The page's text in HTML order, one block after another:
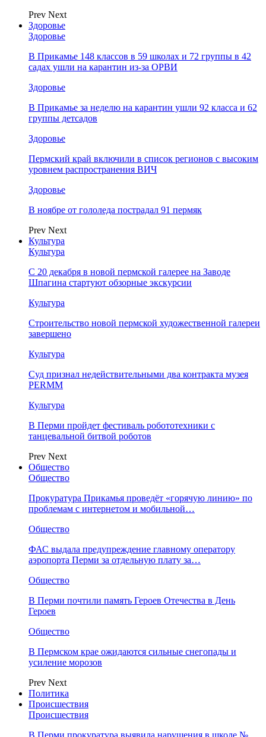
Prev Next
Здоровье
Здоровье
В Прикамье 148 классов в 59 школах и 72 группы в 42
садах ушли на карантин из-за ОРВИ
Здоровье
В Прикамье за неделю на карантин ушли 92 класса и 62
группы детсадов
Здоровье
Пермский край включили в список регионов с высоким
уровнем распространения ВИЧ
Здоровье
В ноябре от гололеда пострадал 91 пермяк
Prev Next
Культура
Культура
С 20 декабря в новой пермской галерее на Заводе
Шпагина стартуют обзорные экскурсии
Культура
Строительство новой пермской художественной галереи
завершено
Культура
Суд признал недействительными два контракта музея
PERMM
Культура
В Перми пройдет фестиваль робототехники с
танцевальной битвой роботов
Prev Next
Общество
Общество
Прокуратура Прикамья проведёт «горячую линию» по
проблемам с интернетом и мобильной…
Общество
ФАС выдала предупреждение главному оператору
аэропорта Перми за отдельную плату за…
Общество
В Перми почтили память Героев Отечества в День
Героев
Общество
В Пермском крае ожидаются сильные снегопады и
усиление морозов
Prev Next
Политика
Происшествия
Происшествия
В Перми прокуратура выявила нарушения в школе №